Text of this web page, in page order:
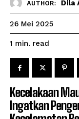
AUTHOR: Dila
26 Mei 2025
1 min. read
Kecelakaan
Ingatkan